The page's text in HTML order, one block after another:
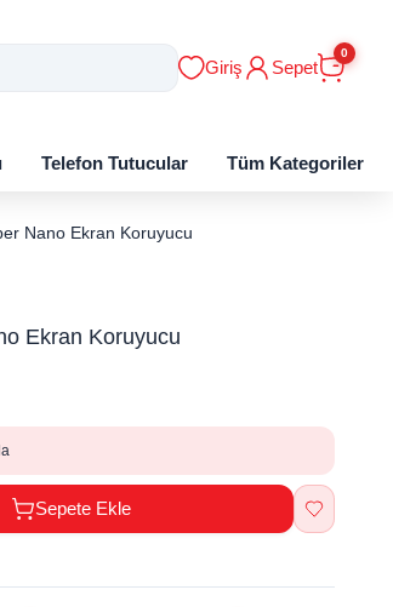
Giriş Sepet
0
Telefon Tutucular Tüm Kategoriler
Nano Ekran Koruyucu
Ekran Koruyucu
Sepete Ekle